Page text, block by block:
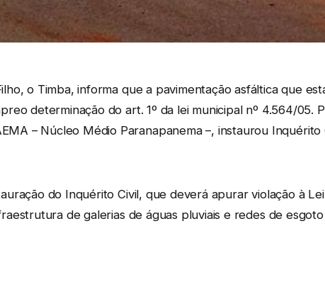
o Timba, informa que a pavimentação asfáltica que
determinação do art. 1º da lei municipal nº 4.564/05.
– Núcleo Médio Paranapanema –, instaurou
do Inquérito Civil, que deverá apurar violação à
de galerias de águas pluviais e redes de